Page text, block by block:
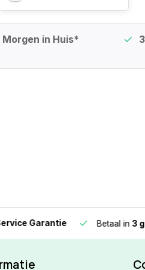
Morgen in Huis*
Garantie Betaal in3 gelijke